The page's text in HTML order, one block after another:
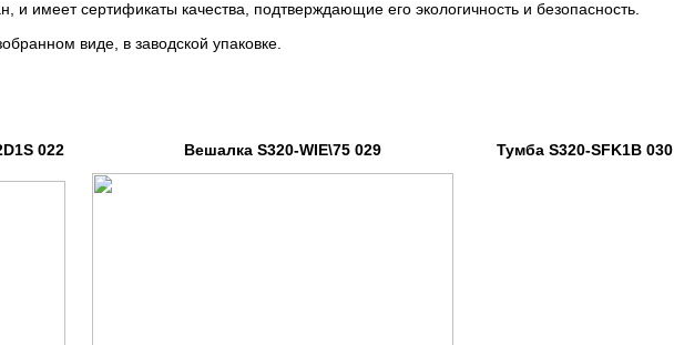
и имеет сертификаты качества, подтверждающие его экологичность и безопасность.
виде, в заводской упаковке.
022 Вешалка S320-WIE\75 029 Тумба S320-SFK1B 030